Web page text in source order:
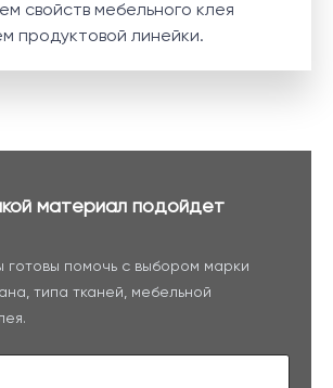
свойств мебельного клея
продуктовой линейки.
материал подойдет
готовы помочь с выбором марки
типа тканей, мебельной